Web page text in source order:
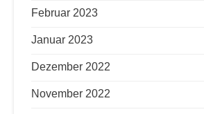
Februar 2023
Januar 2023
Dezember 2022
November 2022